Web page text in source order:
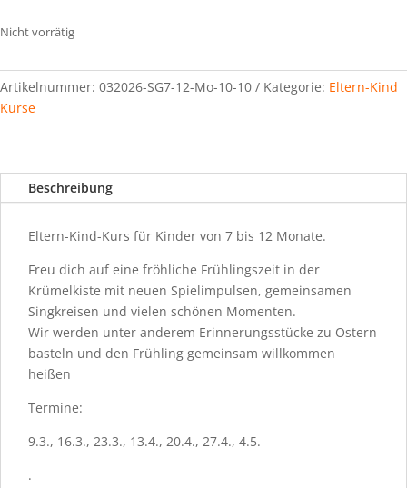
Nicht vorrätig
Artikelnummer: 032026-SG7-12-Mo-10-10 Kategorie: Eltern-Kind
Kurse
Beschreibung
Eltern-Kind-Kurs für Kinder von 7 bis 12 Monate.
Freu dich auf eine fröhliche Frühlingszeit in der
Krümelkiste mit neuen Spielimpulsen, gemeinsamen
Singkreisen und vielen schönen Momenten.
Wir werden unter anderem Erinnerungsstücke zu Ostern
basteln und den Frühling gemeinsam willkommen
heißen
Termine:
9.3., 16.3., 23.3., 13.4., 20.4., 27.4., 4.5.
.